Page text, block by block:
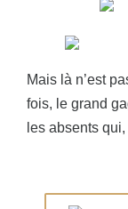
Mais là n’est
fois, le grand
les absents